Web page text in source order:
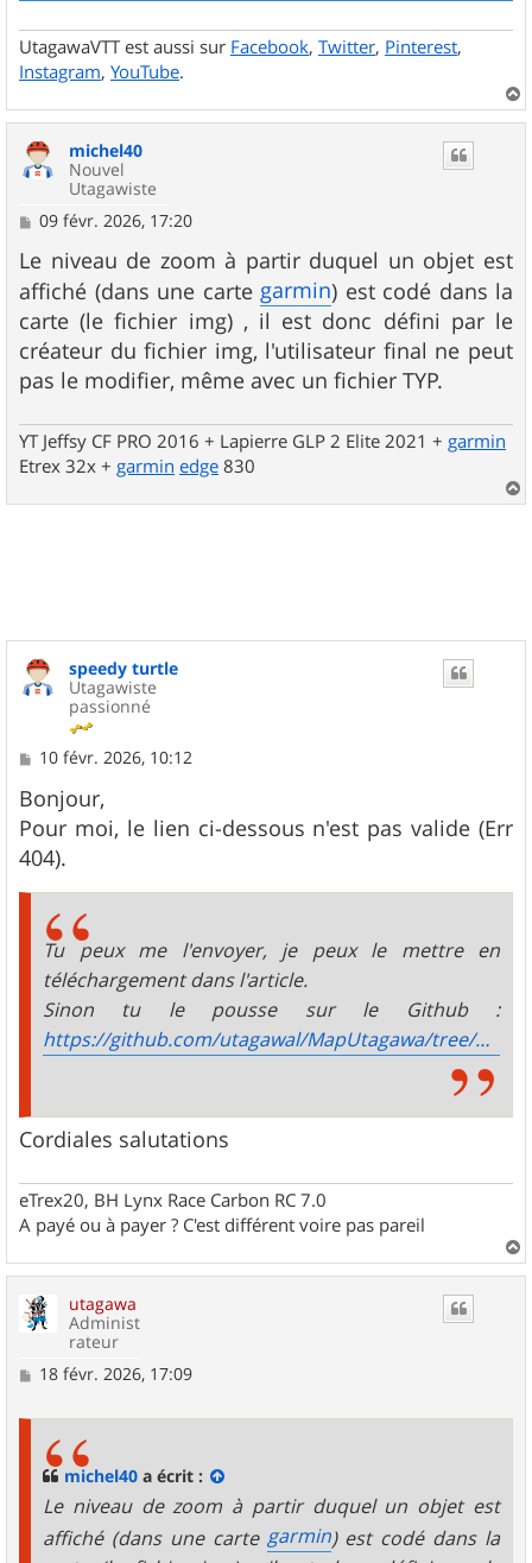
UtagawaVTT est aussi sur Facebook, Twitter, Pinterest,
Instagram, YouTube.
a
michel40
Nouvel
Utagawiste
M
s
s
a
g
e
09 févr. 2026, 17:20
Le niveau de zoom à partir duquel un objet est
affiché (dans une carte garmin) est codé dans la
carte (le fichier img) , il est donc défini par le
créateur du fichier img, l'utilisateur final ne peut
pas le modifier, même avec un fichier TYP.
YT Jeffsy CF PRO 2016 + Lapierre GLP 2 Elite 2021 + garmin
Etrex 32x + garmin edge 830
a
speedy turtle
Utagawiste
passionné
M
s
s
a
g
e
10 févr. 2026, 10:12
Bonjour,
Pour moi, le lien ci-dessous n'est pas valide (Err
404).
Tu peux me l'envoyer, je peux le mettre en
téléchargement dans l'article.
Sinon tu le pousse sur le Github :
https://github.com/utagawal/MapUtagawa/tree/main/style
Cordiales salutations
eTrex20, BH Lynx Race Carbon RC 7.0
A payé ou à payer ? C'est différent voire pas pareil
a
utagawa
Administ
rateur
M18 févr. 2026, 17:09
michel40 a écrit :
Le niveau de zoom à partir duquel un objet est
affiché (dans une carte garmin) est codé dans la